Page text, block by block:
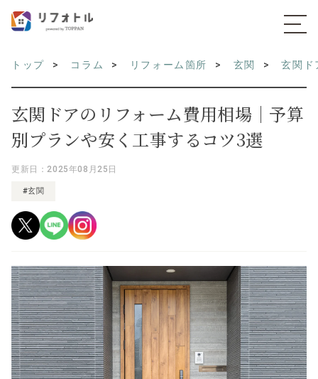
トップ コラム リフォーム箇所 玄関 玄関ド
玄関ドアのリフォーム費用相場｜予算
別プランや安く工事するコツ3選
更新日：2025年08月25日
#玄関